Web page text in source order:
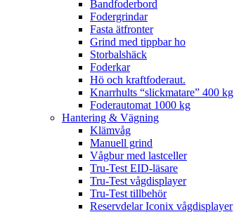
Bandfoderbord
Fodergrindar
Fasta ätfronter
Grind med tippbar ho
Storbalshäck
Foderkar
Hö och kraftfoderaut.
Knarrhults “slickmatare” 400 kg
Foderautomat 1000 kg
Hantering & Vägning
Klämvåg
Manuell grind
Vågbur med lastceller
Tru-Test EID-läsare
Tru-Test vågdisplayer
Tru-Test tillbehör
Reservdelar Iconix vågdisplayer